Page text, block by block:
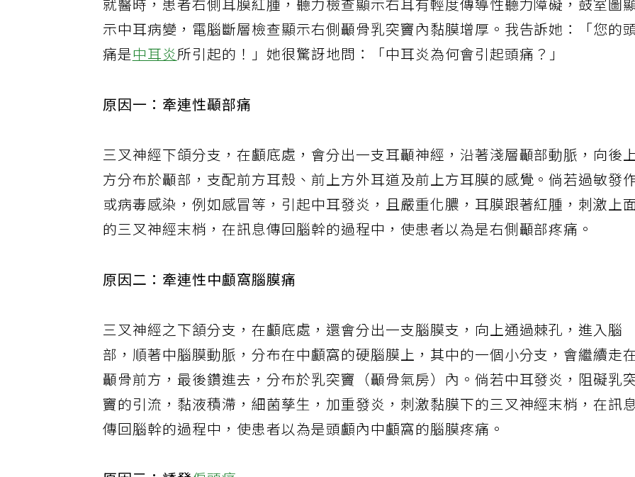
就醫時，患者右側耳膜紅腫，聽力檢查顯示右耳有輕度傳導性聽力障礙，鼓室圖
示中耳病變，電腦斷層檢查顯示右側顳骨乳突竇內黏膜增厚。我告訴她：「您的
痛是中耳炎所引起的！」她很驚訝地問：「中耳炎為何會引起頭痛？」
原因一：牽連性顳部痛
三叉神經下頜分支，在顱底處，會分出一支耳顳神經，沿著淺層顳部動脈，向後
方分布於顳部，支配前方耳殼、前上方外耳道及前上方耳膜的感覺。倘若過敏發
或病毒感染，例如感冒等，引起中耳發炎，且嚴重化膿，耳膜跟著紅腫，刺激上
的三叉神經末梢，在訊息傳回腦幹的過程中，使患者以為是右側顳部疼痛。
原因二：牽連性中顱窩腦膜痛
三叉神經之下頷分支，在顱底處，還會分出一支腦膜支，向上通過棘孔，進入腦
部，順著中腦膜動脈，分布在中顱窩的硬腦膜上，其中的一個小分支，會繼續走
顳骨前方，最後鑽進去，分布於乳突竇（顳骨氣房）內。倘若中耳發炎，阻礙乳
竇的引流，黏液積滯，細菌孳生，加重發炎，刺激黏膜下的三叉神經末梢，在訊
傳回腦幹的過程中，使患者以為是頭顱內中顱窩的腦膜疼痛。